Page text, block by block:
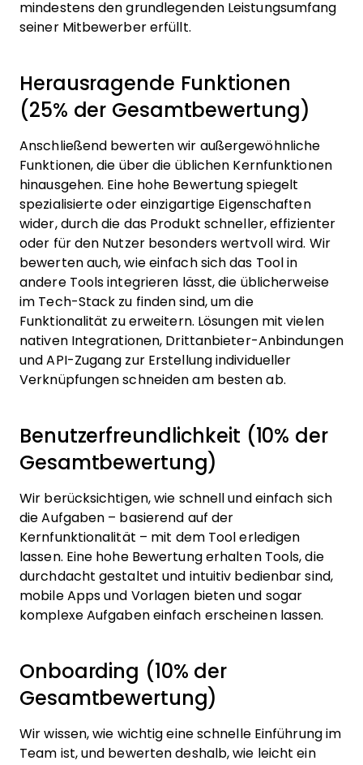
mindestens den grundlegenden Leistungsumfang
seiner Mitbewerber erfüllt.
Herausragende Funktionen
(25% der Gesamtbewertung)
Anschließend bewerten wir außergewöhnliche
Funktionen, die über die üblichen Kernfunktionen
hinausgehen. Eine hohe Bewertung spiegelt
spezialisierte oder einzigartige Eigenschaften
wider, durch die das Produkt schneller, effizienter
oder für den Nutzer besonders wertvoll wird. Wir
bewerten auch, wie einfach sich das Tool in
andere Tools integrieren lässt, die üblicherweise
im Tech-Stack zu finden sind, um die
Funktionalität zu erweitern. Lösungen mit vielen
nativen Integrationen, Drittanbieter-Anbindungen
und API-Zugang zur Erstellung individueller
Verknüpfungen schneiden am besten ab.
Benutzerfreundlichkeit (10% der
Gesamtbewertung)
Wir berücksichtigen, wie schnell und einfach sich
die Aufgaben – basierend auf der
Kernfunktionalität – mit dem Tool erledigen
lassen. Eine hohe Bewertung erhalten Tools, die
durchdacht gestaltet und intuitiv bedienbar sind,
mobile Apps und Vorlagen bieten und sogar
komplexe Aufgaben einfach erscheinen lassen.
Onboarding (10% der
Gesamtbewertung)
Wir wissen, wie wichtig eine schnelle Einführung im
Team ist, und bewerten deshalb, wie leicht ein